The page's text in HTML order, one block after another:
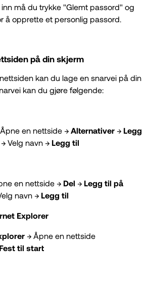
må du trykke "Glemt passord" og
å opprette et personlig passord.
på din skjerm
kan du lage en snarvei på din
kan du gjøre følgende:
en nettside → Alternativer → Legg
→ Velg navn → Legg til
en nettside → Del → Legg til på
navn → Legg til
Explorer
→ Åpne en nettside
Fest til start